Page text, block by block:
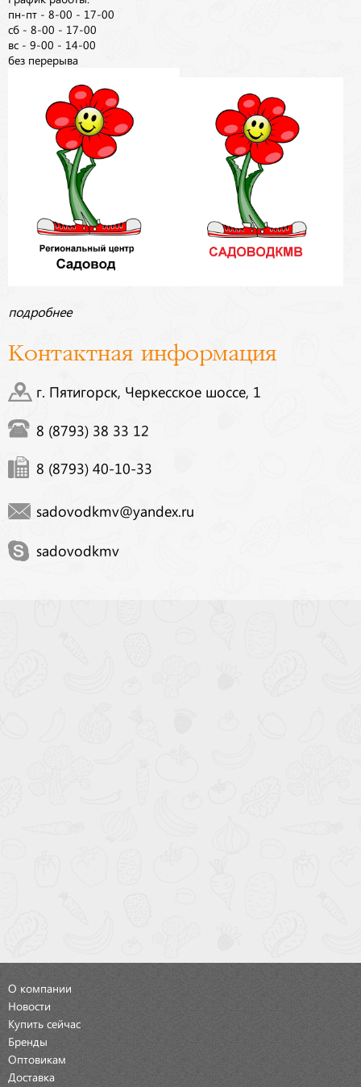
пн-пт - 8-00 - 17-00
сб - 8-00 - 17-00
вс - 9-00 - 14-00
без перерыва
подробнее
Контактная информация
г. Пятигорск, Черкесское шоссе, 1
8 (8793) 38 33 12
8 (8793) 40-10-33
sadovodkmv@yandex.ru
sadovodkmv
О компании
Новости
Купить сейчас
Бренды
Оптовикам
Доставка